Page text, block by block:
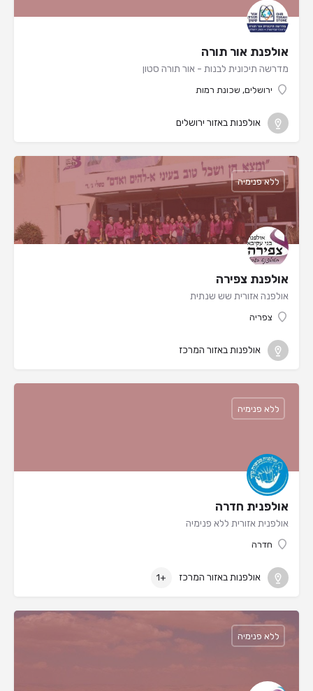
אולפנת אור תורה
מדרשה תיכונית לבנות - אור תורה סטון
ירושלים, שכונת רמות
אולפנות באזור ירושלים
אולפנת צפירה
אולפנה אזורית שש שנתית
צפריה
ללא פנימיה
אולפנות באזור המרכז
אולפנית חדרה
אולפנית אזורית ללא פנימיה
חדרה
ללא פנימיה
אולפנות באזור המרכז +1
ללא פנימיה